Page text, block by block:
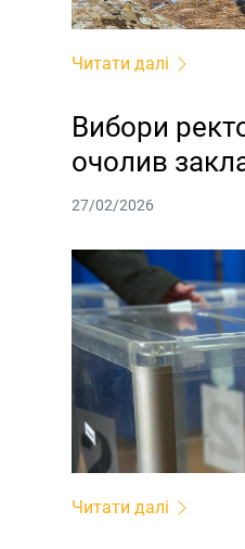
Читати далі
Вибори
очолив
27/02/2026
Читати далі